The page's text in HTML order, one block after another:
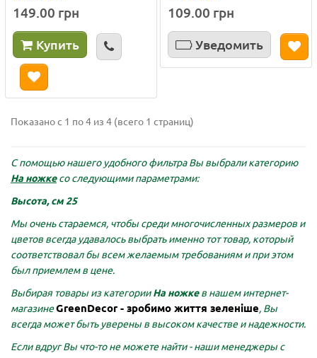
149.00 грн
Купить
109.00 грн
Уведомить
Показано с 1 по 4 из 4 (всего 1 страниц)
С помощью нашего удобного фильтра Вы выбрали категорию
На ножкесо следующими параметрами:
Высота, см 25
Мы очень стараемся, чтобы среди многочисленных размеров и
цветов всегда удавалось выбрать именно тот товар, который
соответствовал бы всем желаемым требованиям и при этом
был приемлем в цене.
Выбирая товары из категорииНа ножкев нашем интернет-
магазинеGreenDecor - зробимо життя зеленіше, Вы
всегда может быть уверены в высоком качестве и надежности.
Если вдруг Вы что-то не можете найти - наши менеджеры с